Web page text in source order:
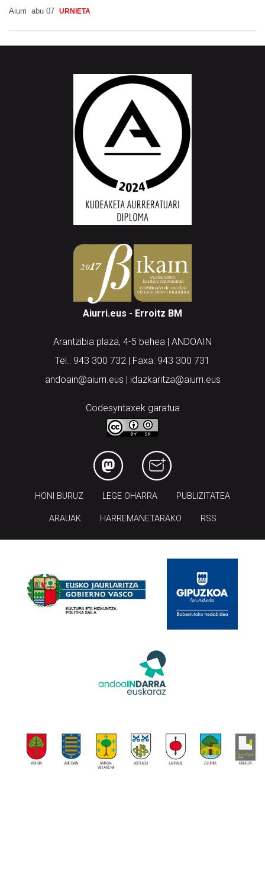
Aiurri abu 07 URNIETA
Aiurri.eus - Erroitz BM
Arantzibia plaza, 4-5 behea | ANDOAIN
Tel.: 943 300 732 | Faxa: 943 300 731
andoain@aiurri.eus | idazkaritza@aiurri.eus
Codesyntaxek garatua
HONI BURUZ LEGE OHARRA PUBLIZITATEA
ARAUAK HARREMANETARAKO RSS